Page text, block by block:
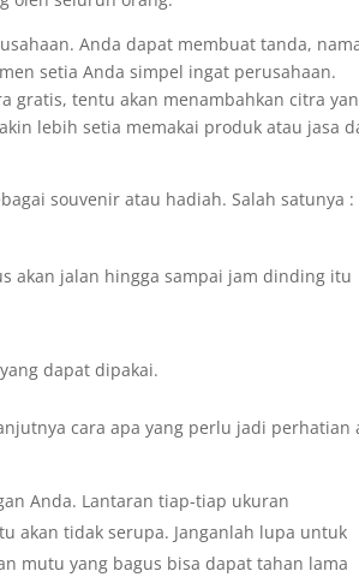
Anda dapat membuat tanda,
setia Anda simpel ingat perusahaan.
gratis, tentu akan menambahkan citra
lebih setia memakai produk atau jasa
souvenir atau hadiah. Salah satunya :
akan jalan hingga sampai jam dinding itu
dapat dipakai.
cara apa yang perlu jadi perhatian
Anda. Lantaran tiap-tiap ukuran
akan tidak serupa. Janganlah lupa untuk
mutu yang bagus bisa dapat tahan lama